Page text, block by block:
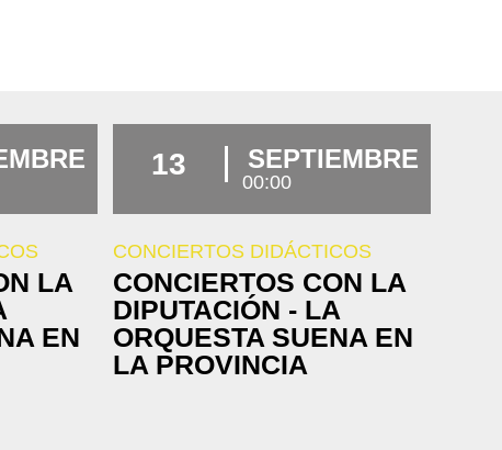
LA
EN
13 SEPTIEMBRE
00:00
CONCIERTOS DIDÁCTICOS
CONCIERTOS CON LA
DIPUTACIÓN - LA
ORQUESTA SUENA EN
LA PROVINCIA